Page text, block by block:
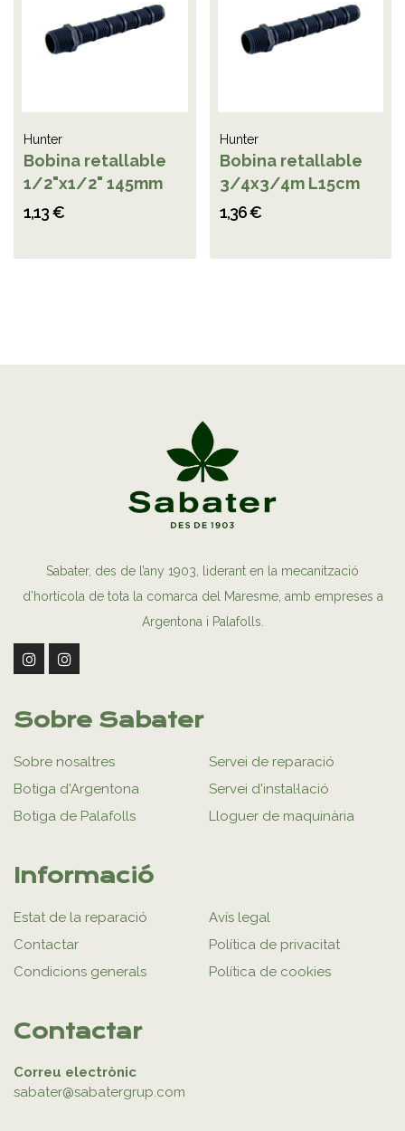
Hunter
Bobina retallable
1/2"x1/2" 145mm
1,13 €
Hunter
Bobina retallable
3/4x3/4m L15cm
1,36 €
Sabater, des de l’any 1903, liderant en la mecanització
d’hortícola de tota la comarca del Maresme, amb empreses a
Argentona i Palafolls.
Sobre Sabater
Sobre nosaltres
Botiga d'Argentona
Botiga de Palafolls
Servei de reparació
Servei d'instal·lació
Lloguer de maquinària
Informació
Estat de la reparació
Contactar
Condicions generals
Avís legal
Política de privacitat
Política de cookies
Contactar
Correu electrònic
sabater@sabatergrup.com